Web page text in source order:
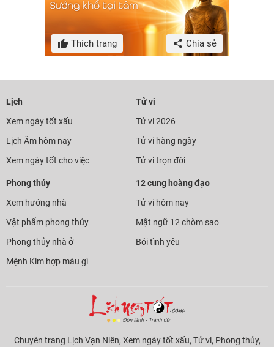
Thích trang Chia sẻ
Lịch
Xem ngày tốt xấu
Lịch Âm hôm nay
Xem ngày tốt cho việc
Tử vi
Tử vi 2026
Tử vi hàng ngày
Tử vi trọn đời
Phong thủy
Xem hướng nhà
Vật phẩm phong thủy
Phong thủy nhà ở
Mệnh Kim hợp màu gì
12 cung hoàng đạo
Tử vi hôm nay
Mật ngữ 12 chòm sao
Bói tình yêu
Chuyên trang Lịch Vạn Niên, Xem ngày tốt xấu, Tử vi, Phong thủy,